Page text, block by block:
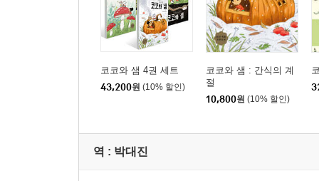
코코와 샘 4권 세트
43,200원 (10% 할인)
코코와 샘 : 간식의 계
절
10,800원 (10% 할인)
역 : 박대진